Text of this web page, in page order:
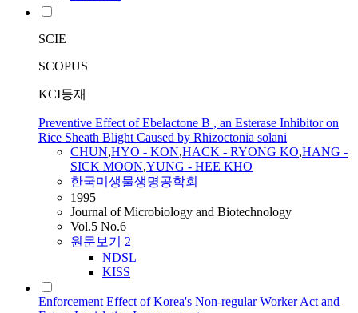
SCIE
SCOPUS
KCI등재
Preventive Effect of Ebelactone B , an Esterase Inhibitor on
Rice Sheath Blight Caused by Rhizoctonia solani
CHUN,HYO - KON,HACK - RYONG KO,HANG -
SICK MOON,YUNG - HEE KHO
한국미생물생명공학회
1995
Journal of Microbiology and Biotechnology
Vol.5 No.6
원문보기 2
NDSL
KISS
Enforcement Effect of Korea's Non-regular Worker Act and